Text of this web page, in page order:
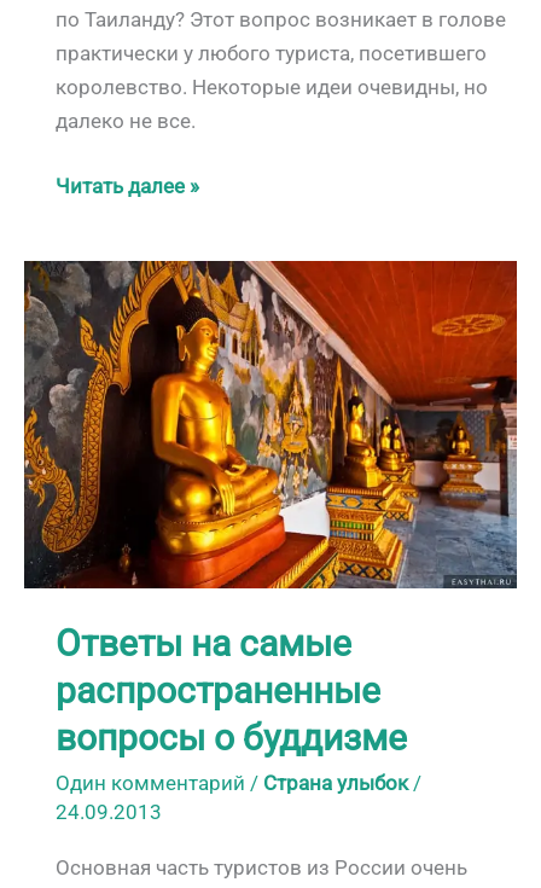
по Таиланду? Этот вопрос возникает в голове
практически у любого туриста, посетившего
королевство. Некоторые идеи очевидны, но
далеко не все.
Что
путешествия
по
Таиланду?
Читать далее »
Ответы на самые
распространенные
вопросы о буддизме
Один комментарий / Страна улыбок/
24.09.2013
Основная часть туристов из России очень